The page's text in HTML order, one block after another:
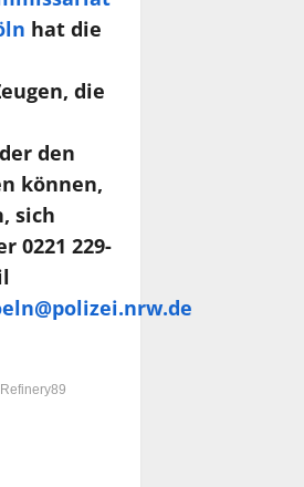
hat die
die
den
können,
sich
0221 229-